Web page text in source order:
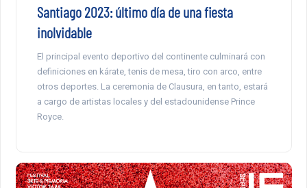
Santiago 2023: último día de una fiesta
inolvidable
El principal evento deportivo del continente culminará con
definiciones en kárate, tenis de mesa, tiro con arco, entre
otros deportes. La ceremonia de Clausura, en tanto, estará
a cargo de artistas locales y del estadounidense Prince
Royce.